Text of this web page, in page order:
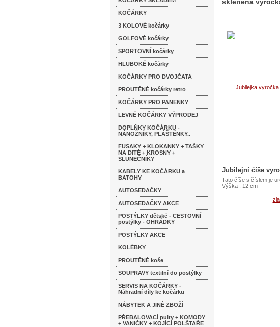
KOČÁRKY
3 KOLOVÉ kočárky
GOLFOVÉ kočárky
SPORTOVNÍ kočárky
HLUBOKÉ kočárky
KOČÁRKY PRO DVOJČATA
PROUTĚNÉ kočárky retro
KOČÁRKY PRO PANENKY
LEVNÉ KOČÁRKY VÝPRODEJ
DOPLŇKY KOČÁRKU -
NÁNOŽNÍKY, PLÁŠTĚNKY..
FUSAKY + KLOKANKY + TAŠKY
NA DITĚ + KROSNY +
SLUNEČNÍKY
KABELY KE KOČÁRKU a
BATOHY
AUTOSEDAČKY
AUTOSEDAČKY AKCE
POSTÝLKY dětské - CESTOVNÍ
postýlky - OHRÁDKY
POSTÝLKY AKCE
KOLÉBKY
PROUTĚNÉ koše
SOUPRAVY textilní do postýlky
SERVIS NA KOČÁRKY -
Náhradní díly ke kočárku
NÁBYTEK A JINÉ ZBOŽÍ
PŘEBALOVACÍ pulty + KOMODY
+ VANIČKY + KOJÍCÍ POLŠTAŘE
STO 406
Jubilejní číše
Tato číše s číslem je
Výška : 12 cm